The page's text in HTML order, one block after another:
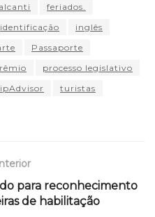
feriados.
identificação
inglês
Passaporte
processo legislativo
turistas
para reconhecimento
de habilitação